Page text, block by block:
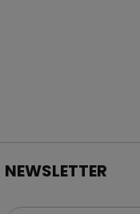
NEWSLETTER